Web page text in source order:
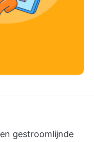
en gestroomlijnde